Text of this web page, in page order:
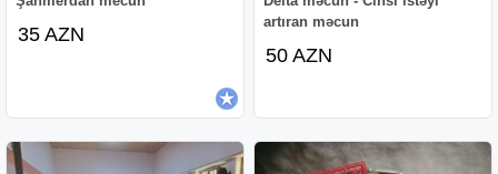
35 AZN
artıran məcun
50 AZN